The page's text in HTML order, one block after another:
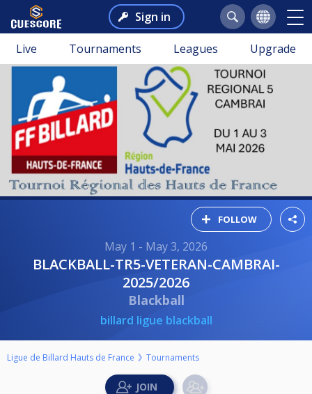
Sign in
Live Tournaments Leagues Upgrade
FOLLOW
May 1 - May 3, 2026
BLACKBALL-TR5-VETERAN-CAMBRAI-
2025/2026
Blackball
billard ligue blackball
Ligue de Billard Hauts de France Tournaments